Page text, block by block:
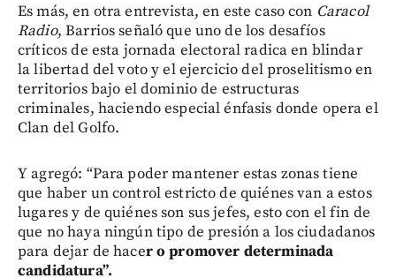
Es más, en otra entrevista, en este caso con Caracol
Radio, Barrios señaló que uno de los desafíos
críticos de esta jornada electoral radica en blindar
la libertad del voto y el ejercicio del proselitismo en
territorios bajo el dominio de estructuras
criminales, haciendo especial énfasis donde opera el
Clan del Golfo.
Y agregó: “Para poder mantener estas zonas tiene
que haber un control estricto de quiénes van a estos
lugares y de quiénes son sus jefes, esto con el fin de
que no haya ningún tipo de presión a los ciudadanos
para dejar de hacer o promover determinada
candidatura”.